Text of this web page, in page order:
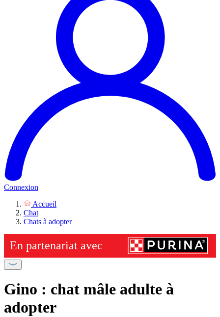
Connexion
Accueil
Chat
Chats à adopter
Gino : chat mâle adulte à
adopter